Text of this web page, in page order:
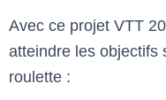
Avec ce projet VTT
atteindre les objectifs
roulette :